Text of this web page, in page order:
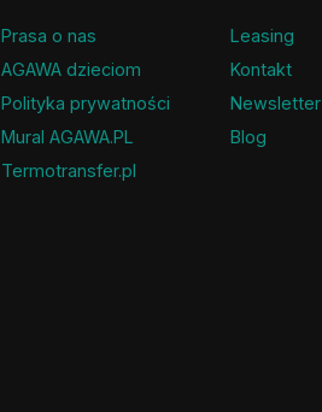
Prasa o nas
AGAWA dzieciom
Polityka prywatności
Mural AGAWA.PL
Termotransfer.pl
Leasing
Kontakt
Newsletter
Blog